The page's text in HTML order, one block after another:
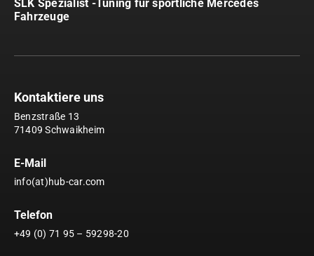
SLK Spezialist -Tuning für sportliche Mercedes
Fahrzeuge
Kontaktiere uns
Benzstraße 13
71409 Schwaikheim
E-Mail
info(at)hub-car.com
Telefon
+49 (0) 71 95 – 59298-20